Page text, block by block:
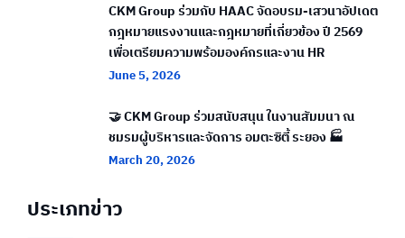
CKM Group ร่วมกับ HAAC จัดอบรม-เสวนาอัปเดต
กฎหมายแรงงานและกฎหมายที่เกี่ยวข้อง ปี 2569
เพื่อเตรียมความพร้อมองค์กรและงาน HR
June 5, 2026
🤝 CKM Group ร่วมสนับสนุน ในงานสัมมนา ณ
ชมรมผู้บริหารและจัดการ อมตะซิตี้ ระยอง 🏭
March 20, 2026
ประเภทข่าว